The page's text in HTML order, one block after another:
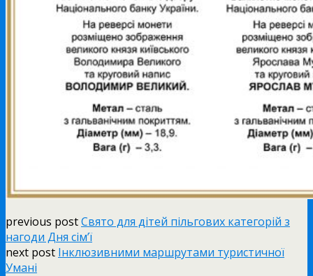
previous postСвято для дітей пільгових категорій з
нагоди Дня сім’ї
next post Інклюзивними маршрутами туристичної
Умані